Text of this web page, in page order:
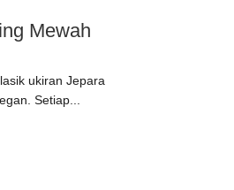
Mewah
ukiran Jepara
Setiap...